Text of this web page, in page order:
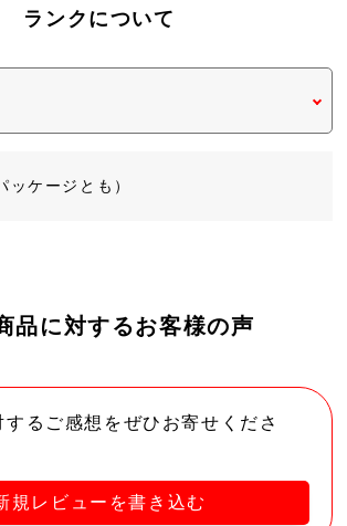
ランクについて
ッケージとも）
品に対するお客様の声
するご感想をぜひお寄せくださ
規レビューを書き込む